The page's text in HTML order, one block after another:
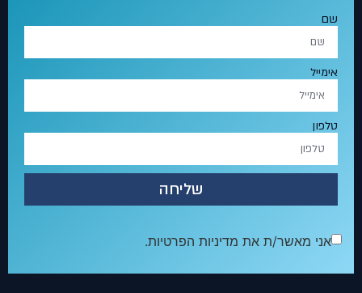
שם
אימייל
טלפון
שליחה
אני מאשר/ת את מדיניות הפרטיות.